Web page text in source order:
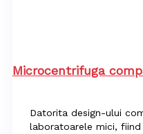
Microcentrifuga
Datorita design-ului
laboratoarele mici,